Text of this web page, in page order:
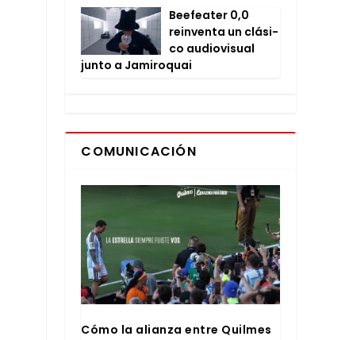
Bee­fea­ter 0,0
rein­ven­ta un clá­si­
co audio­vi­sual
jun­to a Jami­ro­quai
COMUNICACIÓN
Cómo la alian­za entre Quil­mes